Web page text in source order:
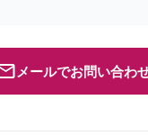
メールでお問い合わ